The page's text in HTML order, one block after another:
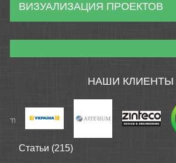
ВИЗУАЛИЗАЦИЯ ПРОЕКТОВ
НАШИ КЛИЕНТЫ
Статьи (215)